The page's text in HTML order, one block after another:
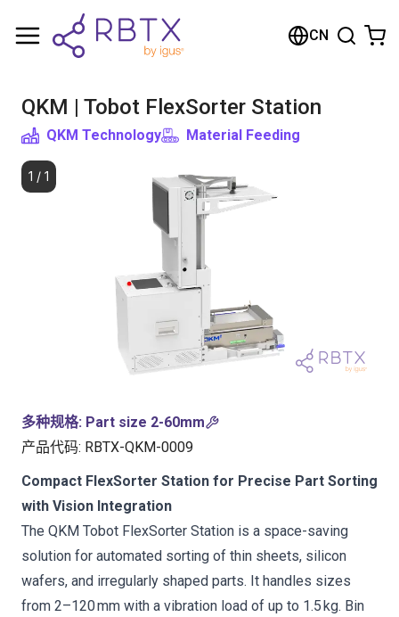
CN
QKM | Tobot FlexSorter Station
QKM Technology Material Feeding
1 / 1
多种规格: Part size 2-60mm
产品代码: RBTX-QKM-0009
Compact FlexSorter Station for Precise Part Sorting
with Vision Integration
The QKM Tobot FlexSorter Station is a space-saving
solution for automated sorting of thin sheets, silicon
wafers, and irregularly shaped parts. It handles sizes
from 2–120 mm with a vibration load of up to 1.5 kg. Bin
购物车
浏览商店